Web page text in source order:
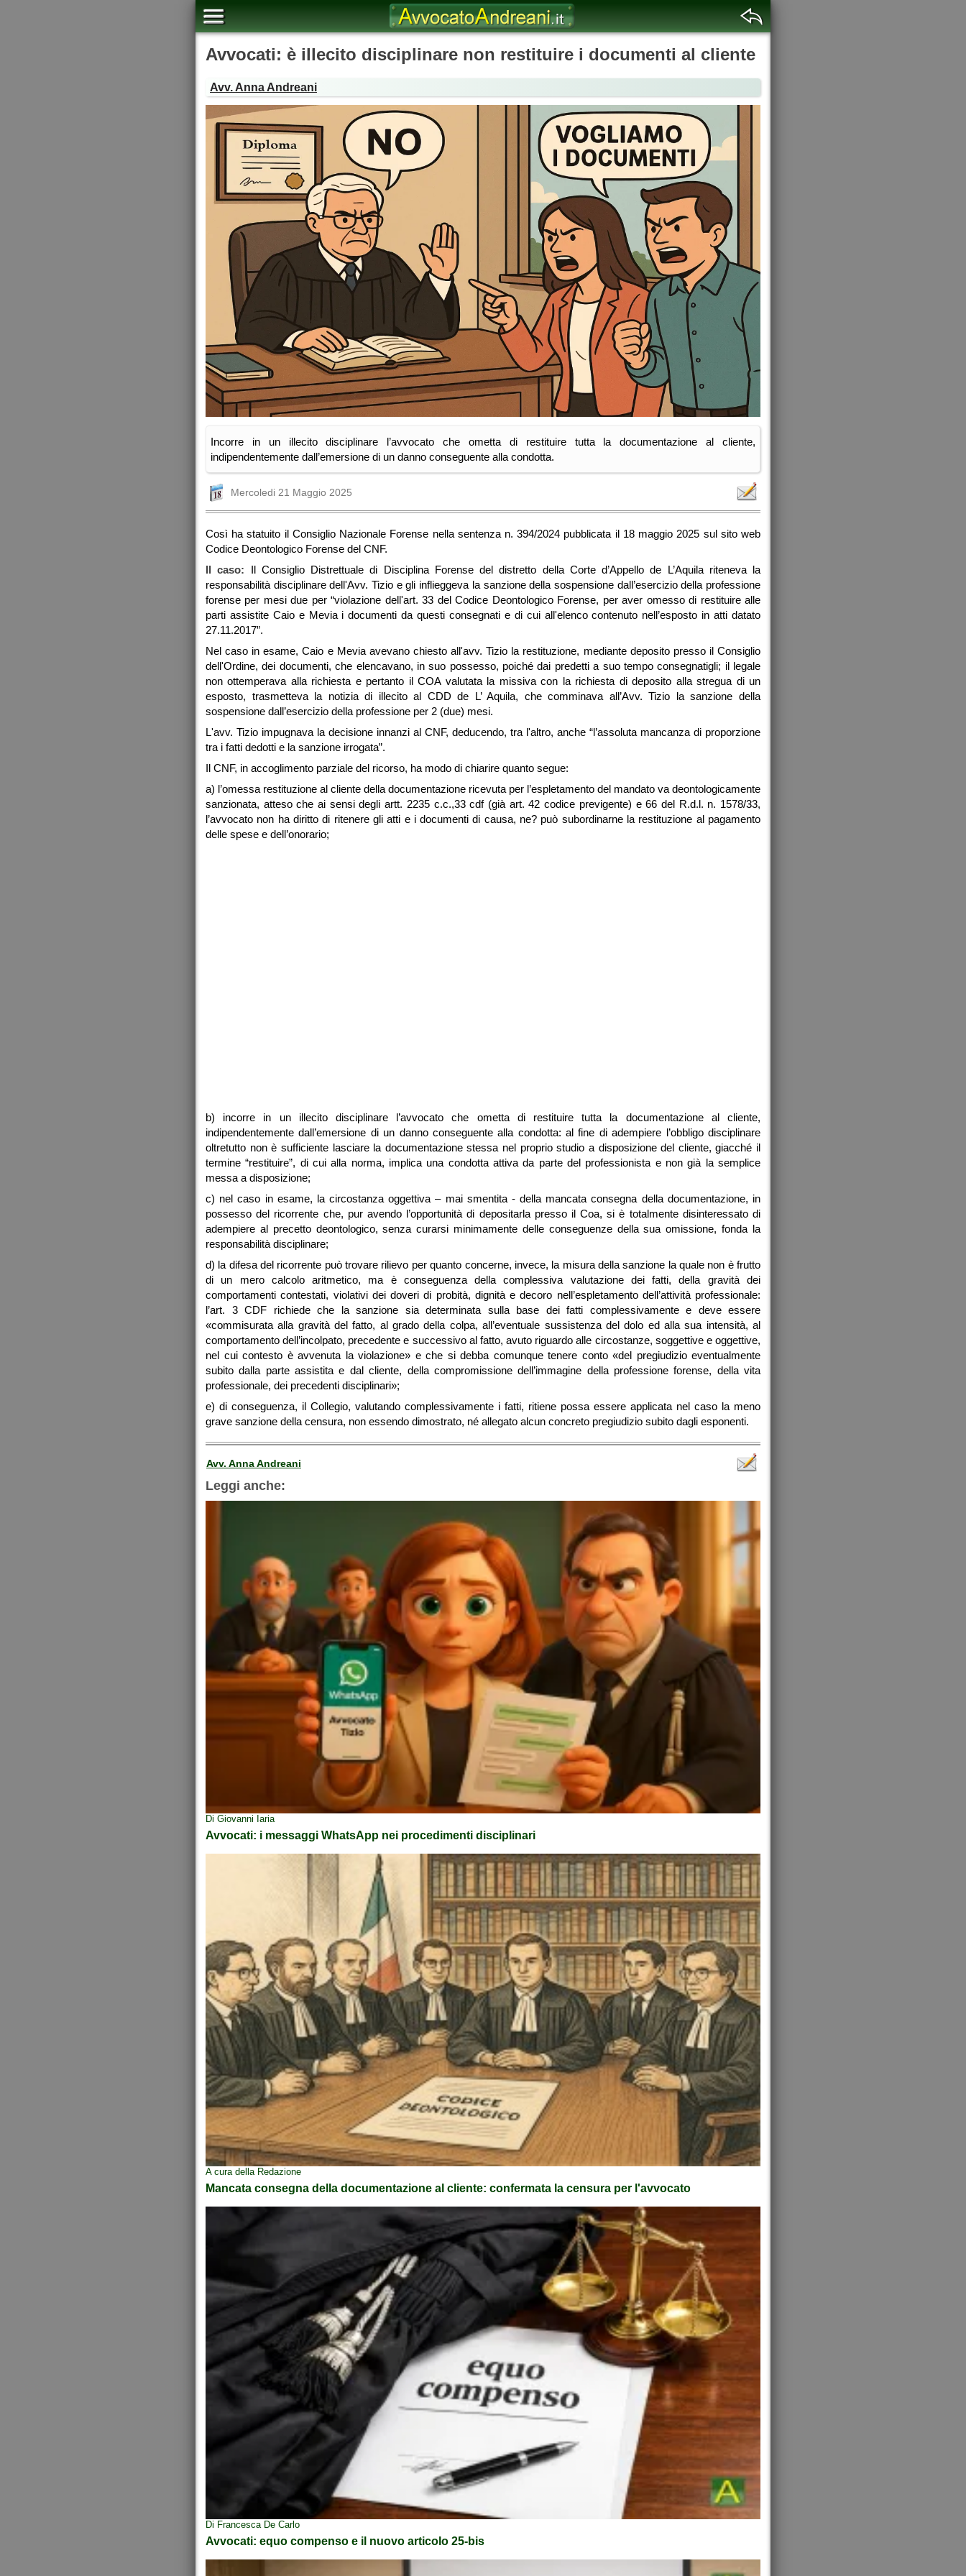
Avvocati: è illecito disciplinare non restituire i documenti al cliente
Avv. Anna Andreani
Incorre in un illecito disciplinare l’avvocato che ometta di restituire tutta la documentazione al cliente,
indipendentemente dall’emersione di un danno conseguente alla condotta.
Mercoledi 21 Maggio 2025
Così ha statuito il Consiglio Nazionale Forense nella sentenza n. 394/2024 pubblicata il 18 maggio 2025 sul sito web
Codice Deontologico Forense del CNF.
Il caso: Il Consiglio Distrettuale di Disciplina Forense del distretto della Corte d’Appello de L’Aquila riteneva la
responsabilità disciplinare dell'Avv. Tizio e gli inflieggeva la sanzione della sospensione dall’esercizio della professione
forense per mesi due per “violazione dell'art. 33 del Codice Deontologico Forense, per aver omesso di restituire alle
parti assistite Caio e Mevia i documenti da questi consegnati e di cui all'elenco contenuto nell’esposto in atti datato
27.11.2017”.
Nel caso in esame, Caio e Mevia avevano chiesto all'avv. Tizio la restituzione, mediante deposito presso il Consiglio
dell'Ordine, dei documenti, che elencavano, in suo possesso, poiché dai predetti a suo tempo consegnatigli; il legale
non ottemperava alla richiesta e pertanto il COA valutata la missiva con la richiesta di deposito alla stregua di un
esposto, trasmetteva la notizia di illecito al CDD de L’ Aquila, che comminava all’Avv. Tizio la sanzione della
sospensione dall’esercizio della professione per 2 (due) mesi.
L'avv. Tizio impugnava la decisione innanzi al CNF, deducendo, tra l'altro, anche “l’assoluta mancanza di proporzione
tra i fatti dedotti e la sanzione irrogata”.
Il CNF, in accoglimento parziale del ricorso, ha modo di chiarire quanto segue:
a) l’omessa restituzione al cliente della documentazione ricevuta per l’espletamento del mandato va deontologicamente
sanzionata, atteso che ai sensi degli artt. 2235 c.c.,33 cdf (già art. 42 codice previgente) e 66 del R.d.l. n. 1578/33,
l’avvocato non ha diritto di ritenere gli atti e i documenti di causa, ne? può subordinarne la restituzione al pagamento
delle spese e dell’onorario;
b) incorre in un illecito disciplinare l’avvocato che ometta di restituire tutta la documentazione al cliente,
indipendentemente dall’emersione di un danno conseguente alla condotta: al fine di adempiere l’obbligo disciplinare
oltretutto non è sufficiente lasciare la documentazione stessa nel proprio studio a disposizione del cliente, giacché il
termine “restituire”, di cui alla norma, implica una condotta attiva da parte del professionista e non già la semplice
messa a disposizione;
c) nel caso in esame, la circostanza oggettiva – mai smentita - della mancata consegna della documentazione, in
possesso del ricorrente che, pur avendo l’opportunità di depositarla presso il Coa, si è totalmente disinteressato di
adempiere al precetto deontologico, senza curarsi minimamente delle conseguenze della sua omissione, fonda la
responsabilità disciplinare;
d) la difesa del ricorrente può trovare rilievo per quanto concerne, invece, la misura della sanzione la quale non è frutto
di un mero calcolo aritmetico, ma è conseguenza della complessiva valutazione dei fatti, della gravità dei
comportamenti contestati, violativi dei doveri di probità, dignità e decoro nell’espletamento dell’attività professionale:
l’art. 3 CDF richiede che la sanzione sia determinata sulla base dei fatti complessivamente e deve essere
«commisurata alla gravità del fatto, al grado della colpa, all’eventuale sussistenza del dolo ed alla sua intensità, al
comportamento dell’incolpato, precedente e successivo al fatto, avuto riguardo alle circostanze, soggettive e oggettive,
nel cui contesto è avvenuta la violazione» e che si debba comunque tenere conto «del pregiudizio eventualmente
subito dalla parte assistita e dal cliente, della compromissione dell’immagine della professione forense, della vita
professionale, dei precedenti disciplinari»;
e) di conseguenza, il Collegio, valutando complessivamente i fatti, ritiene possa essere applicata nel caso la meno
grave sanzione della censura, non essendo dimostrato, né allegato alcun concreto pregiudizio subito dagli esponenti.
Avv. Anna Andreani
Leggi anche:
Di Giovanni Iaria
Avvocati: i messaggi WhatsApp nei procedimenti disciplinari
A cura della Redazione
Mancata consegna della documentazione al cliente: confermata la censura per l'avvocato
Di Francesca De Carlo
Avvocati: equo compenso e il nuovo articolo 25-bis